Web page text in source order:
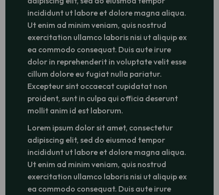
incididunt ut labore et dolore magna aliqua.
Ut enim ad minim veniam, quis nostrud
exercitation ullamco laboris nisi ut aliquip ex
ea commodo consequat. Duis aute irure
dolor in reprehenderit in voluptate velit esse
cillum dolore eu fugiat nulla pariatur.
Excepteur sint occaecat cupidatat non
proident, sunt in culpa qui officia deserunt
mollit anim id est laborum.
Lorem ipsum dolor sit amet, consectetur
adipiscing elit, sed do eiusmod tempor
incididunt ut labore et dolore magna aliqua.
Ut enim ad minim veniam, quis nostrud
exercitation ullamco laboris nisi ut aliquip ex
ea commodo consequat. Duis aute irure